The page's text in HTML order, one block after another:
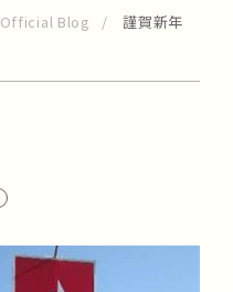
Official Blog 謹賀新年